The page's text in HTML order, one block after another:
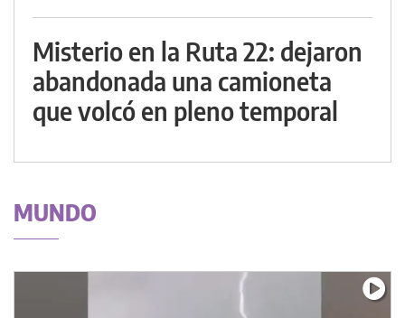
Misterio en la Ruta 22: dejaron
abandonada una camioneta
que volcó en pleno temporal
MUNDO